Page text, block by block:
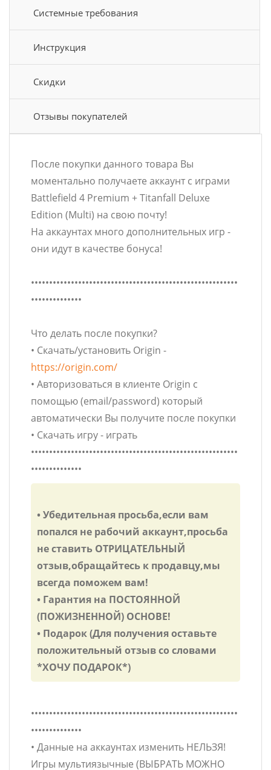
Системные требования
Инструкция
Скидки
Отзывы покупателей
После покупки данного товара Вы
моментально получаете аккаунт с играми
Battlefield 4 Premium + Titanfall Deluxe
Edition (Multi) на свою почту!
На аккаунтах много дополнительных игр -
они идут в качестве бонуса!
•••••••••••••••••••••••••••••••••••••••••••••••••••••••••
••••••••••••••
Что делать после покупки?
• Скачать/установить Origin -
https://origin.com/
• Авторизоваться в клиенте Origin с
помощью (email/password) который
автоматически Вы получите после покупки
• Скачать игру - играть
•••••••••••••••••••••••••••••••••••••••••••••••••••••••••
••••••••••••••
• Убедительная просьба,если вам
попался не рабочий аккаунт,просьба
не ставить ОТРИЦАТЕЛЬНЫЙ
отзыв,обращайтесь к продавцу,мы
всегда поможем вам!
• Гарантия на ПОСТОЯННОЙ
(ПОЖИЗНЕННОЙ) ОСНОВЕ!
• Подарок (Для получения оставьте
положительный отзыв со словами
*ХОЧУ ПОДАРОК*)
•••••••••••••••••••••••••••••••••••••••••••••••••••••••••
••••••••••••••
• Данные на аккаунтах изменить НЕЛЬЗЯ!
Игры мультиязычные (ВЫБРАТЬ МОЖНО